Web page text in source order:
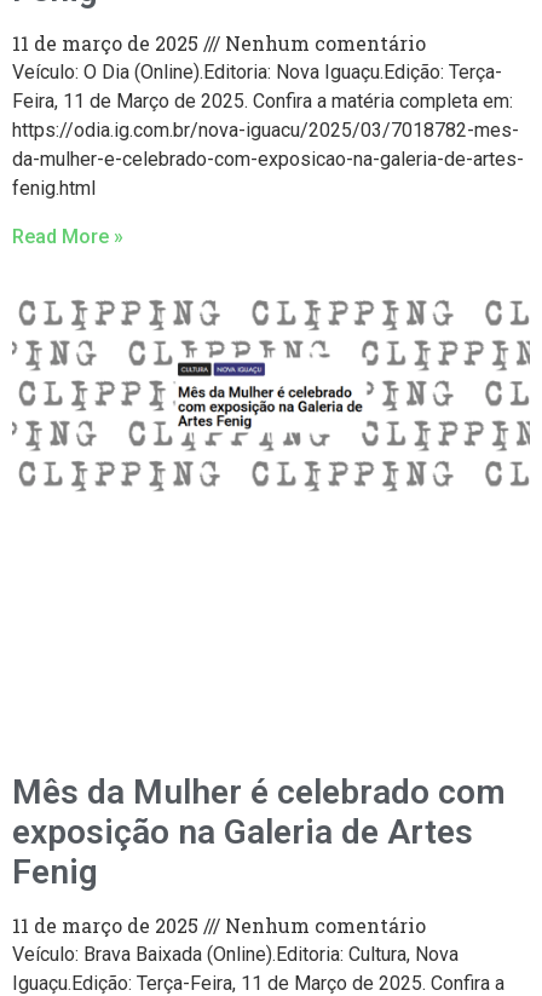
11 de março de 2025 Nenhum comentário
Veículo: O Dia (Online).Editoria: Nova Iguaçu.Edição: Terça-
Feira, 11 de Março de 2025. Confira a matéria completa em:
https://odia.ig.com.br/nova-iguacu/2025/03/7018782-mes-
da-mulher-e-celebrado-com-exposicao-na-galeria-de-artes-
fenig.html
Read More »
Mês da Mulher é celebrado com
exposição na Galeria de Artes
Fenig
11 de março de 2025 Nenhum comentário
Veículo: Brava Baixada (Online).Editoria: Cultura, Nova
Iguaçu.Edição: Terça-Feira, 11 de Março de 2025. Confira a